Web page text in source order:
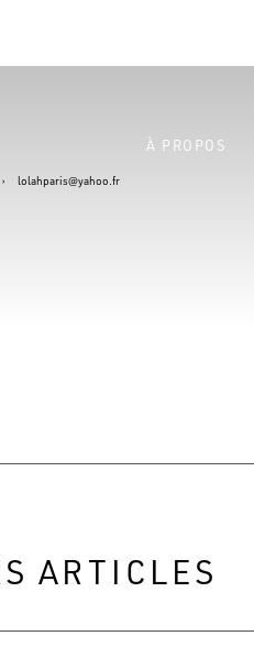
À PROPOS
› lolahparis@yahoo.fr
ARTICLES